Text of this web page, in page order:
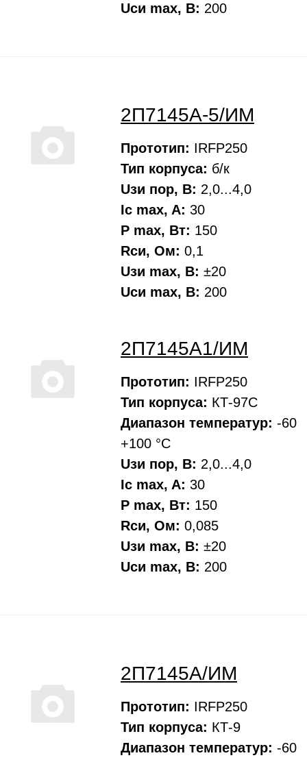
Uси max, В: 200
2П7145А-5/ИМ
Прототип: IRFP250
Тип корпуса: б/к
Uзи пор, В: 2,0...4,0
Ic max, A: 30
P max, Вт: 150
Rси, Oм: 0,1
Uзи max, В: ±20
Uси max, В: 200
2П7145А1/ИМ
Прототип: IRFP250
Тип корпуса: КТ-97С
Диапазон температур: -60
+100 °С
Uзи пор, В: 2,0...4,0
Ic max, A: 30
P max, Вт: 150
Rси, Oм: 0,085
Uзи max, В: ±20
Uси max, В: 200
2П7145А/ИМ
Прототип: IRFP250
Тип корпуса: КТ-9
Диапазон температур: -60